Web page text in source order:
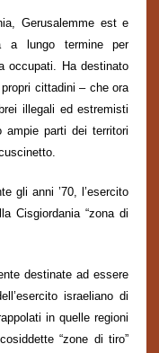
Gerusalemme est e
a lungo termine per
occupati. Ha destinato
cittadini – che ora
illegali ed estremisti
parti dei territori
gli anni ’70, l’esercito
Cisgiordania “zona di
destinate ad essere
israeliano di
in quelle regioni
“zone di tiro”